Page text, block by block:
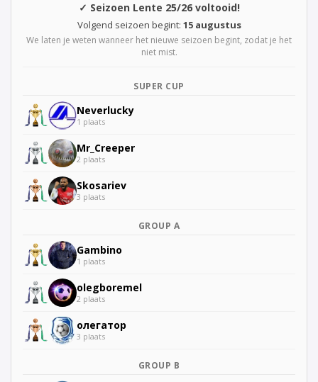
✓ Seizoen Lente 25/26 voltooid!
Volgend seizoen begint: 15 augustus
We laten je weten wanneer het nieuwe seizoen begint, zodat je het
niet mist.
SUPER CUP
Neverlucky
1 plaats
Mr_Creeper
2 plaats
Skosariev
3 plaats
GROUP A
Gambino
1 plaats
olegboremel
2 plaats
олегатор
3 plaats
GROUP B